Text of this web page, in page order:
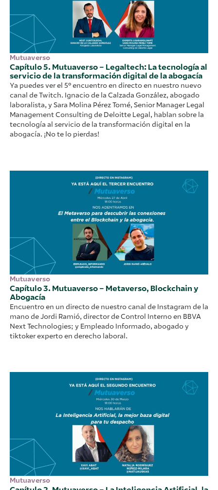
Mutuaverso
Capítulo 5. Mutuaverso – Legaltech: La tecnología al
servicio de la transformación digital de la abogacía
Ya puedes ver el 5º encuentro en directo en nuestro nuevo
canal de Twitch. Ignacio de la Calzada González, abogado
laboralista, y Sara Molina Pérez Tomé, Senior Manager Legal
Management Consulting de Deloitte Legal, hablan sobre la
tecnología al servicio de la transformación digital en la
abogacía. ¡No te lo pierdas!
Mutuaverso
Capítulo 3. Mutuaverso – Metaverso, Blockchain y
Abogacía
Encuentro en un directo de nuestro canal de Instagram de la
mano de Jordi Ramió, director de Control Interno en BBVA
Next Technologies; y Empleado Informado, abogado y
tiktoker experto en derecho laboral.
Mutuaverso